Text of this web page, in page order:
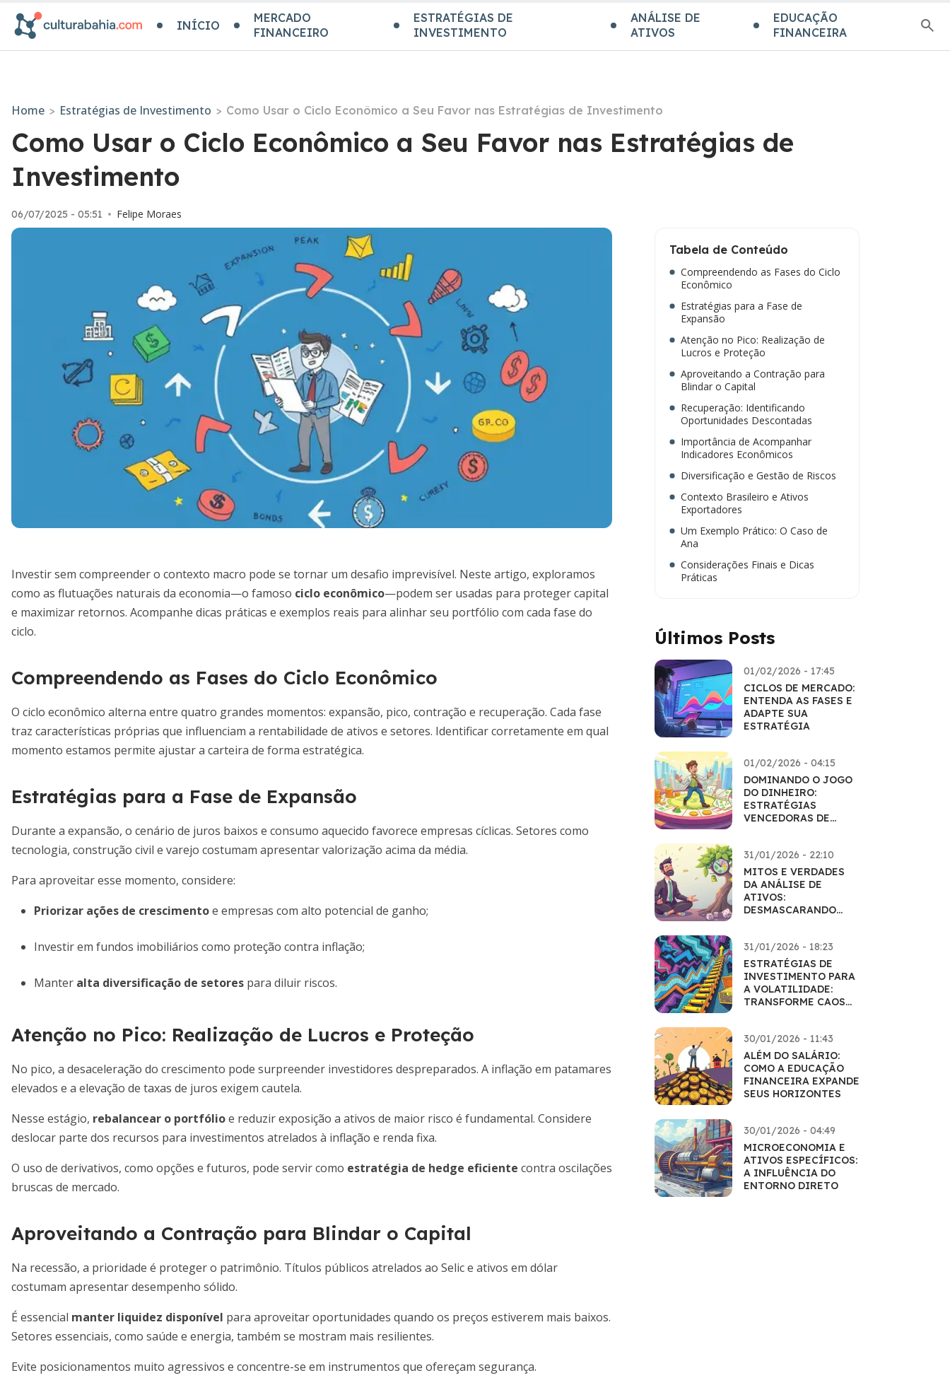
INÍCIO
MERCADO
FINANCEIRO
ESTRATÉGIAS DE
INVESTIMENTO
ANÁLISE DE
ATIVOS
EDUCAÇÃO
FINANCEIRA
Home > Estratégias de Investimento > Como Usar o Ciclo Econômico a Seu Favor nas Estratégias de Investimento
Como Usar o Ciclo Econômico a Seu Favor nas Estratégias de
Investimento
06/07/2025 - 05:51 • Felipe Moraes
Investir sem compreender o contexto macro pode se tornar um desafio imprevisível. Neste artigo, exploramos
como as flutuações naturais da economia—o famoso ciclo econômico—podem ser usadas para proteger capital
e maximizar retornos. Acompanhe dicas práticas e exemplos reais para alinhar seu portfólio com cada fase do
ciclo.
Compreendendo as Fases do Ciclo Econômico
O ciclo econômico alterna entre quatro grandes momentos: expansão, pico, contração e recuperação. Cada fase
traz características próprias que influenciam a rentabilidade de ativos e setores. Identificar corretamente em qual
momento estamos permite ajustar a carteira de forma estratégica.
Estratégias para a Fase de Expansão
Durante a expansão, o cenário de juros baixos e consumo aquecido favorece empresas cíclicas. Setores como
tecnologia, construção civil e varejo costumam apresentar valorização acima da média.
Para aproveitar esse momento, considere:
Priorizar ações de crescimentoe empresas com alto potencial de ganho;
Investir em fundos imobiliários como proteção contra inflação;
Manter alta diversificação de setores para diluir riscos.
Atenção no Pico: Realização de Lucros e Proteção
No pico, a desaceleração do crescimento pode surpreender investidores despreparados. A inflação em patamares
elevados e a elevação de taxas de juros exigem cautela.
Nesse estágio, rebalancear o portfólioe reduzir exposição a ativos de maior risco é fundamental. Considere
deslocar parte dos recursos para investimentos atrelados à inflação e renda fixa.
O uso de derivativos, como opções e futuros, pode servir como estratégia de hedge eficiente contra oscilações
bruscas de mercado.
Aproveitando a Contração para Blindar o Capital
Na recessão, a prioridade é proteger o patrimônio. Títulos públicos atrelados ao Selic e ativos em dólar
costumam apresentar desempenho sólido.
É essencial manter liquidez disponível para aproveitar oportunidades quando os preços estiverem mais baixos.
Setores essenciais, como saúde e energia, também se mostram mais resilientes.
Evite posicionamentos muito agressivos e concentre-se em instrumentos que ofereçam segurança.
Tabela de Conteúdo
Compreendendo as Fases do Ciclo
Econômico
Estratégias para a Fase de
Expansão
Atenção no Pico: Realização de
Lucros e Proteção
Aproveitando a Contração para
Blindar o Capital
Recuperação: Identificando
Oportunidades Descontadas
Importância de Acompanhar
Indicadores Econômicos
Diversificação e Gestão de Riscos
Contexto Brasileiro e Ativos
Exportadores
Um Exemplo Prático: O Caso de
Ana
Considerações Finais e Dicas
Práticas
Últimos Posts
01/02/2026 - 17:45
CICLOS DE MERCADO:
ENTENDA AS FASES E
ADAPTE SUA
ESTRATÉGIA
01/02/2026 - 04:15
DOMINANDO O JOGO
DO DINHEIRO:
ESTRATÉGIAS
VENCEDORAS DE
31/01/2026 - 22:10
MITOS E VERDADES
DA ANÁLISE DE
ATIVOS:
DESMASCARANDO
31/01/2026 - 18:23
ESTRATÉGIAS DE
INVESTIMENTO PARA
A VOLATILIDADE:
TRANSFORME CAOS
30/01/2026 - 11:43
ALÉM DO SALÁRIO:
COMO A EDUCAÇÃO
FINANCEIRA EXPANDE
SEUS HORIZONTES
30/01/2026 - 04:49
MICROECONOMIA E
ATIVOS ESPECÍFICOS:
A INFLUÊNCIA DO
ENTORNO DIRETO